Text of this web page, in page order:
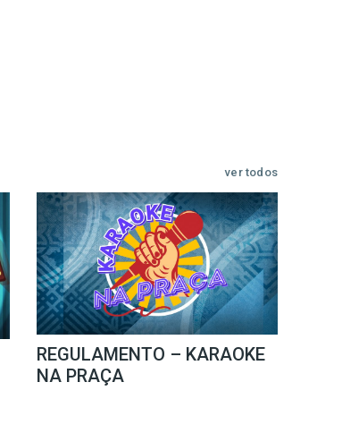
ver todos
REGULAMENTO – KARAOKE
NA PRAÇA